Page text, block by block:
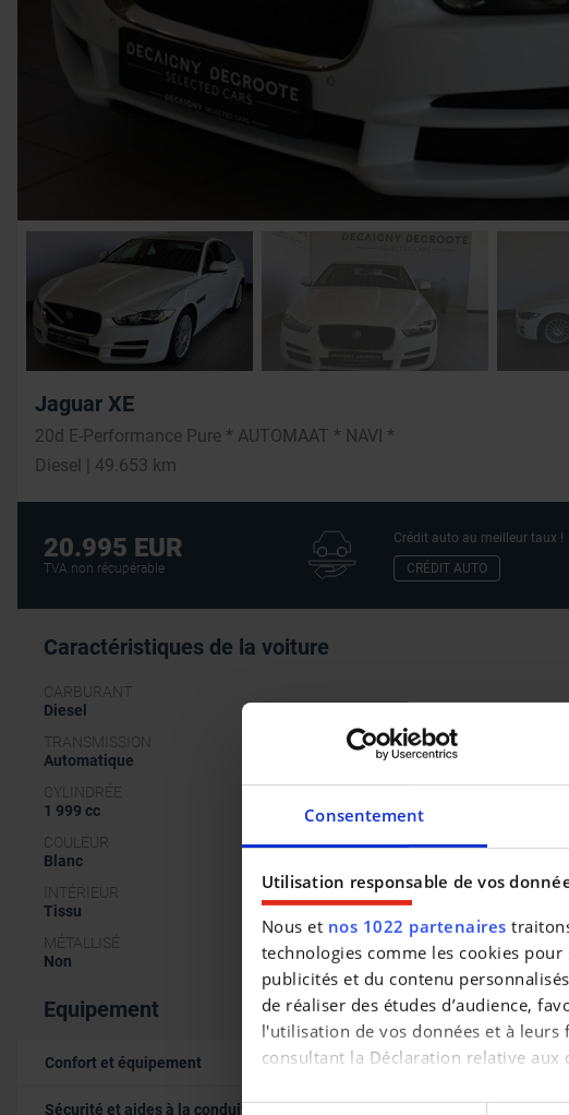
Consentement
Utilisation responsable de vos
Nous et nos 1022 partenaires
technologies comme les cookies
publicités et du contenu
de réaliser des études d’audience,
l'utilisation de vos données et à
consultant la Déclaration relative
Si vous le permettez, nous aimerions
Jaguar XE
20d E-Performance Pure * AUTOMAAT * NAVI *
Diesel | 49.653 km
20.995 EUR
TVA non récupérable
Crédit auto au meilleur taux !
CRÉDIT AUTO
Caractéristiques de la voiture
CARBURANT
Diesel
TRANSMISSION
Automatique
CYLINDRÉE
1 999 cc
COULEUR
Blanc
INTÉRIEUR
Tissu
MÉTALLISÉ
Non
Equipement
Confort et équipement
Sécurité et aides à la conduite